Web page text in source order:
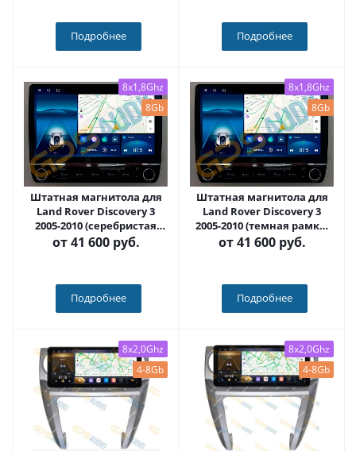
9703-2-D
Подробнее Подробнее
8x1,8Ghz
8Gb
Штатная магнитола для
Land Rover Discovery 3
2005-2010 (серебристая
рамка) на Android 12, с
кнопками (серые или
SF-9703-2+KP-KN(BN)
от41 600 руб.
Подробнее
8x1,8Ghz
8Gb
Штатная магнитола для
Land Rover Discovery 3
2005-2010 (темная рамка)
на Android 12, с кнопками
(серые или черные) QLED -
KN(BN)
от41 600 руб.
Подробнее
8x2,0Ghz
4-8Gb
8x2,0Ghz
4-8Gb